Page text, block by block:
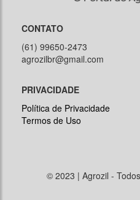
CONTATO
(61) 99650-2473
agrozilbr@gmail.com
PRIVACIDADE
Política de Privacidade
Termos de Uso
© 2023 | Agrozil -